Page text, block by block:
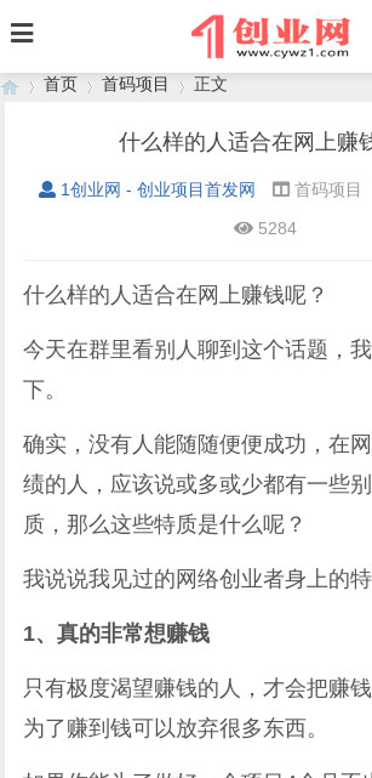
首页
›
首码项目
›
正文
什么样的人适合在网上赚
1创业网 - 创业项目首发网 首码项目
5284
什么样的人适合在网上赚钱呢？
今天在群里看别人聊到这个话题，
下。
确实，没有人能随随便便成功，在
绩的人，应该说或多或少都有一些
质，那么这些特质是什么呢？
我说说我见过的网络创业者身上的特
1、真的非常想赚钱
只有极度渴望赚钱的人，才会把赚
为了赚到钱可以放弃很多东西。